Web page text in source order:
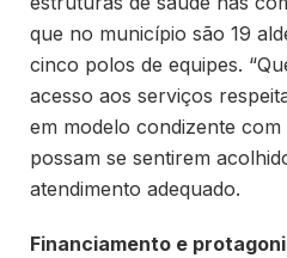
que no município são 19
cinco polos de equipes.
acesso aos serviços
em modelo condizente
possam se sentirem
atendimento adequado.
Financiamento e